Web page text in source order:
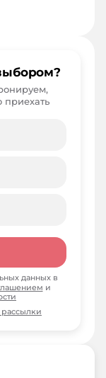
приехать
данных в
и
рассылки